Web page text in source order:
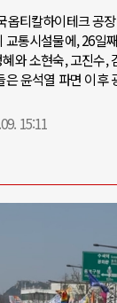
옵티칼하이테크 공
교통시설물에, 26일
와 소현숙, 고진수,
은 윤석열 파면 이후
15:11